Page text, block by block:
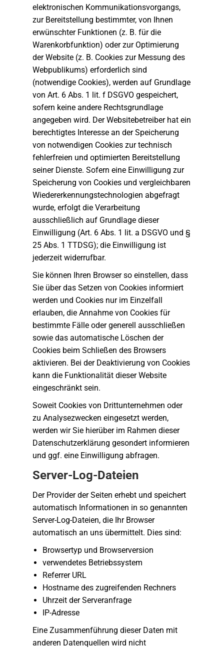
elektronischen Kommunikationsvorgangs,
zur Bereitstellung bestimmter, von Ihnen
erwünschter Funktionen (z. B. für die
Warenkorbfunktion) oder zur Optimierung
der Website (z. B. Cookies zur Messung des
Webpublikums) erforderlich sind
(notwendige Cookies), werden auf Grundlage
von Art. 6 Abs. 1 lit. f DSGVO gespeichert,
sofern keine andere Rechtsgrundlage
angegeben wird. Der Websitebetreiber hat ein
berechtigtes Interesse an der Speicherung
von notwendigen Cookies zur technisch
fehlerfreien und optimierten Bereitstellung
seiner Dienste. Sofern eine Einwilligung zur
Speicherung von Cookies und vergleichbaren
Wiedererkennungstechnologien abgefragt
wurde, erfolgt die Verarbeitung
ausschließlich auf Grundlage dieser
Einwilligung (Art. 6 Abs. 1 lit. a DSGVO und §
25 Abs. 1 TTDSG); die Einwilligung ist
jederzeit widerrufbar.
Sie können Ihren Browser so einstellen, dass
Sie über das Setzen von Cookies informiert
werden und Cookies nur im Einzelfall
erlauben, die Annahme von Cookies für
bestimmte Fälle oder generell ausschließen
sowie das automatische Löschen der
Cookies beim Schließen des Browsers
aktivieren. Bei der Deaktivierung von Cookies
kann die Funktionalität dieser Website
eingeschränkt sein.
Soweit Cookies von Drittunternehmen oder
zu Analysezwecken eingesetzt werden,
werden wir Sie hierüber im Rahmen dieser
Datenschutzerklärung gesondert informieren
und ggf. eine Einwilligung abfragen.
Server-Log-Dateien
Der Provider der Seiten erhebt und speichert
automatisch Informationen in so genannten
Server-Log-Dateien, die Ihr Browser
automatisch an uns übermittelt. Dies sind:
Browsertyp und Browserversion
verwendetes Betriebssystem
Referrer URL
Hostname des zugreifenden Rechners
Uhrzeit der Serveranfrage
IP-Adresse
Eine Zusammenführung dieser Daten mit
anderen Datenquellen wird nicht